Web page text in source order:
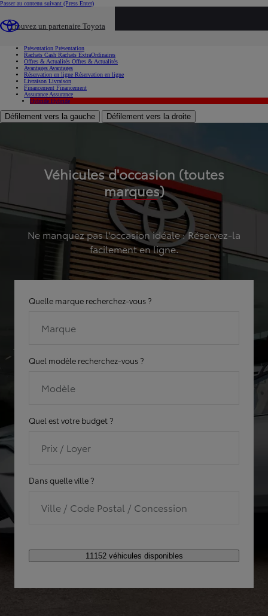
Passer au contenu suivant (Press Enter)
Trouvez un partenaire Toyota
Présentation Présentation
Rachats Cash Rachats ExtraOrdinaires
Offres & Actualités Offres & Actualités
Avantages Avantages
Réservation en ligne Réservation en ligne
Livraison Livraison
Financement Financement
Assurance Assurance
Hybride Hybride
Défilement vers la gauche Défilement vers la droite
Véhicules d'occasion (toutes
marques)
Ne manquez pas l'occasion idéale : Réservez-la
facilement en ligne.
Quelle marque recherchez-vous ?
Marque
Quel modèle recherchez-vous ?
Modèle
Quel est votre budget ?
Prix / Loyer
Dans quelle ville ?
Ville / Code Postal / Concession
11152 véhicules disponibles